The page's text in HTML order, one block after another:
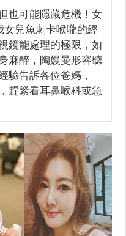
也可能隱藏危機！女
兒魚刺卡喉嚨的經
鏡能處理的極限，如
麻醉，陶嫚曼形容聽
驗告訴各位爸媽，
趕緊看耳鼻喉科或急